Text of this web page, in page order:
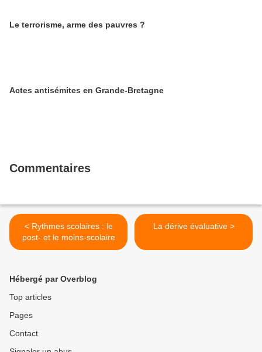
Le terrorisme, arme des pauvres ?
Actes antisémites en Grande-Bretagne
Commentaires
< Rythmes scolaires : le
post- et le moins-scolaire
La dérive évaluative >
Hébergé par Overblog
Top articles
Pages
Contact